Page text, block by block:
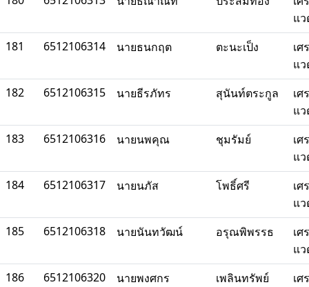
แ
181
6512106314 นายธนกฤต ตะนะเป็ง
เ
แ
182
6512106315 นายธีรภัทร สุนันท์ตระกูล
เ
แ
183
6512106316 นายนพคุณ ชุมรัมย์
เ
แ
184
6512106317 นายนภัส โพธิ์ศรี
เ
แ
185
6512106318 นายนันทวัฒน์ อรุณพิพรรธ
เ
แ
186
6512106320 นายพงศกร เพลินทรัพย์
เ